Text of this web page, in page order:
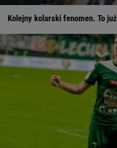
Kolejny kolarski fenomen. To